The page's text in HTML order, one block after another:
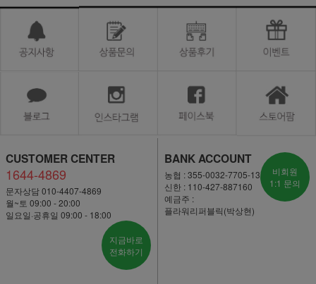
CUSTOMER CENTER
1644-4869
문자상담 010-4407-4869
월~토 09:00 - 20:00
일요일·공휴일 09:00 - 18:00
지금바로
전화하기
BANK ACCOUNT
농협 : 355-0032-7705-13
신한 : 110-427-887160
예금주 :
플라워리퍼블릭(박상현)
비회원
1:1 문의